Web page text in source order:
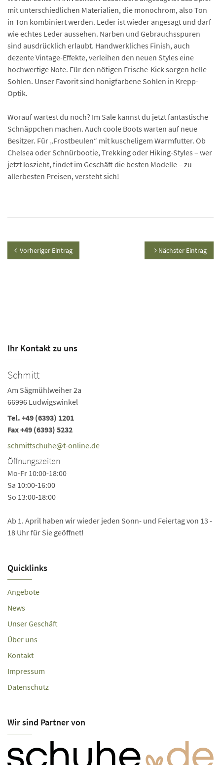
mit unterschiedlichen Materialien, die monochrom, also Ton
in Ton kombiniert werden. Leder ist wieder angesagt und darf
wie echtes Leder aussehen. Narben und Gebrauchsspuren
sind ausdrücklich erlaubt. Handwerkliches Finish, auch
dezente Vintage-Effekte, verleihen den neuen Styles eine
hochwertige Note. Für den nötigen Frische-Kick sorgen helle
Sohlen. Unser Favorit sind honigfarbene Sohlen in Krepp-
Optik.
Worauf wartest du noch? Im Sale kannst du jetzt fantastische
Schnäppchen machen. Auch coole Boots warten auf neue
Besitzer. Für „Frostbeulen“ mit kuscheligem Warmfutter. Ob
Chelsea oder Schnürbootie, Trekking oder Hiking-Styles – wer
jetzt loszieht, findet im Geschäft die besten Modelle – zu
allerbesten Preisen, versteht sich!
Vorheriger Eintrag Nächster Eintrag
Ihr Kontakt zu uns
Schmitt
Am Sägmühlweiher 2a
66996 Ludwigswinkel
Tel. +49 (6393) 1201
Fax +49 (6393) 5232
schmittschuhe@t-online.de
Öffnungszeiten
Mo-Fr 10:00-18:00
Sa 10:00-16:00
So 13:00-18:00
Ab 1. April haben wir wieder jeden Sonn- und Feiertag von 13 -
18 Uhr für Sie geöffnet!
Quicklinks
Angebote
News
Unser Geschäft
Über uns
Kontakt
Impressum
Datenschutz
Wir sind Partner von